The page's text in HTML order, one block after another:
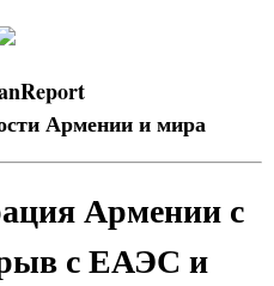
Армении и мира
Армении с
с ЕАЭС и